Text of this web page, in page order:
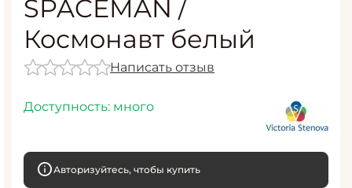
SPACEMAN /
Космонавт белый
Написать отзыв
Доступность: много
Авторизуйтесь, чтобы купить